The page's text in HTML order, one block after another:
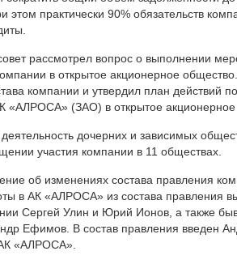
практически 90% обязательств
рассмотрел вопрос о выполнении
в открытое акционерное
компании и утвердил план действий
«АЛРОСА» (ЗАО) в открытое акционерное
деятельность дочерних и зависимых
участия компании в 11 обществах.
об изменениях состава правления
в АК «АЛРОСА» из состава правления
Сергей Улин и Юрий Ионов, а также
Ефимов. В состав правления введен
«АЛРОСА».